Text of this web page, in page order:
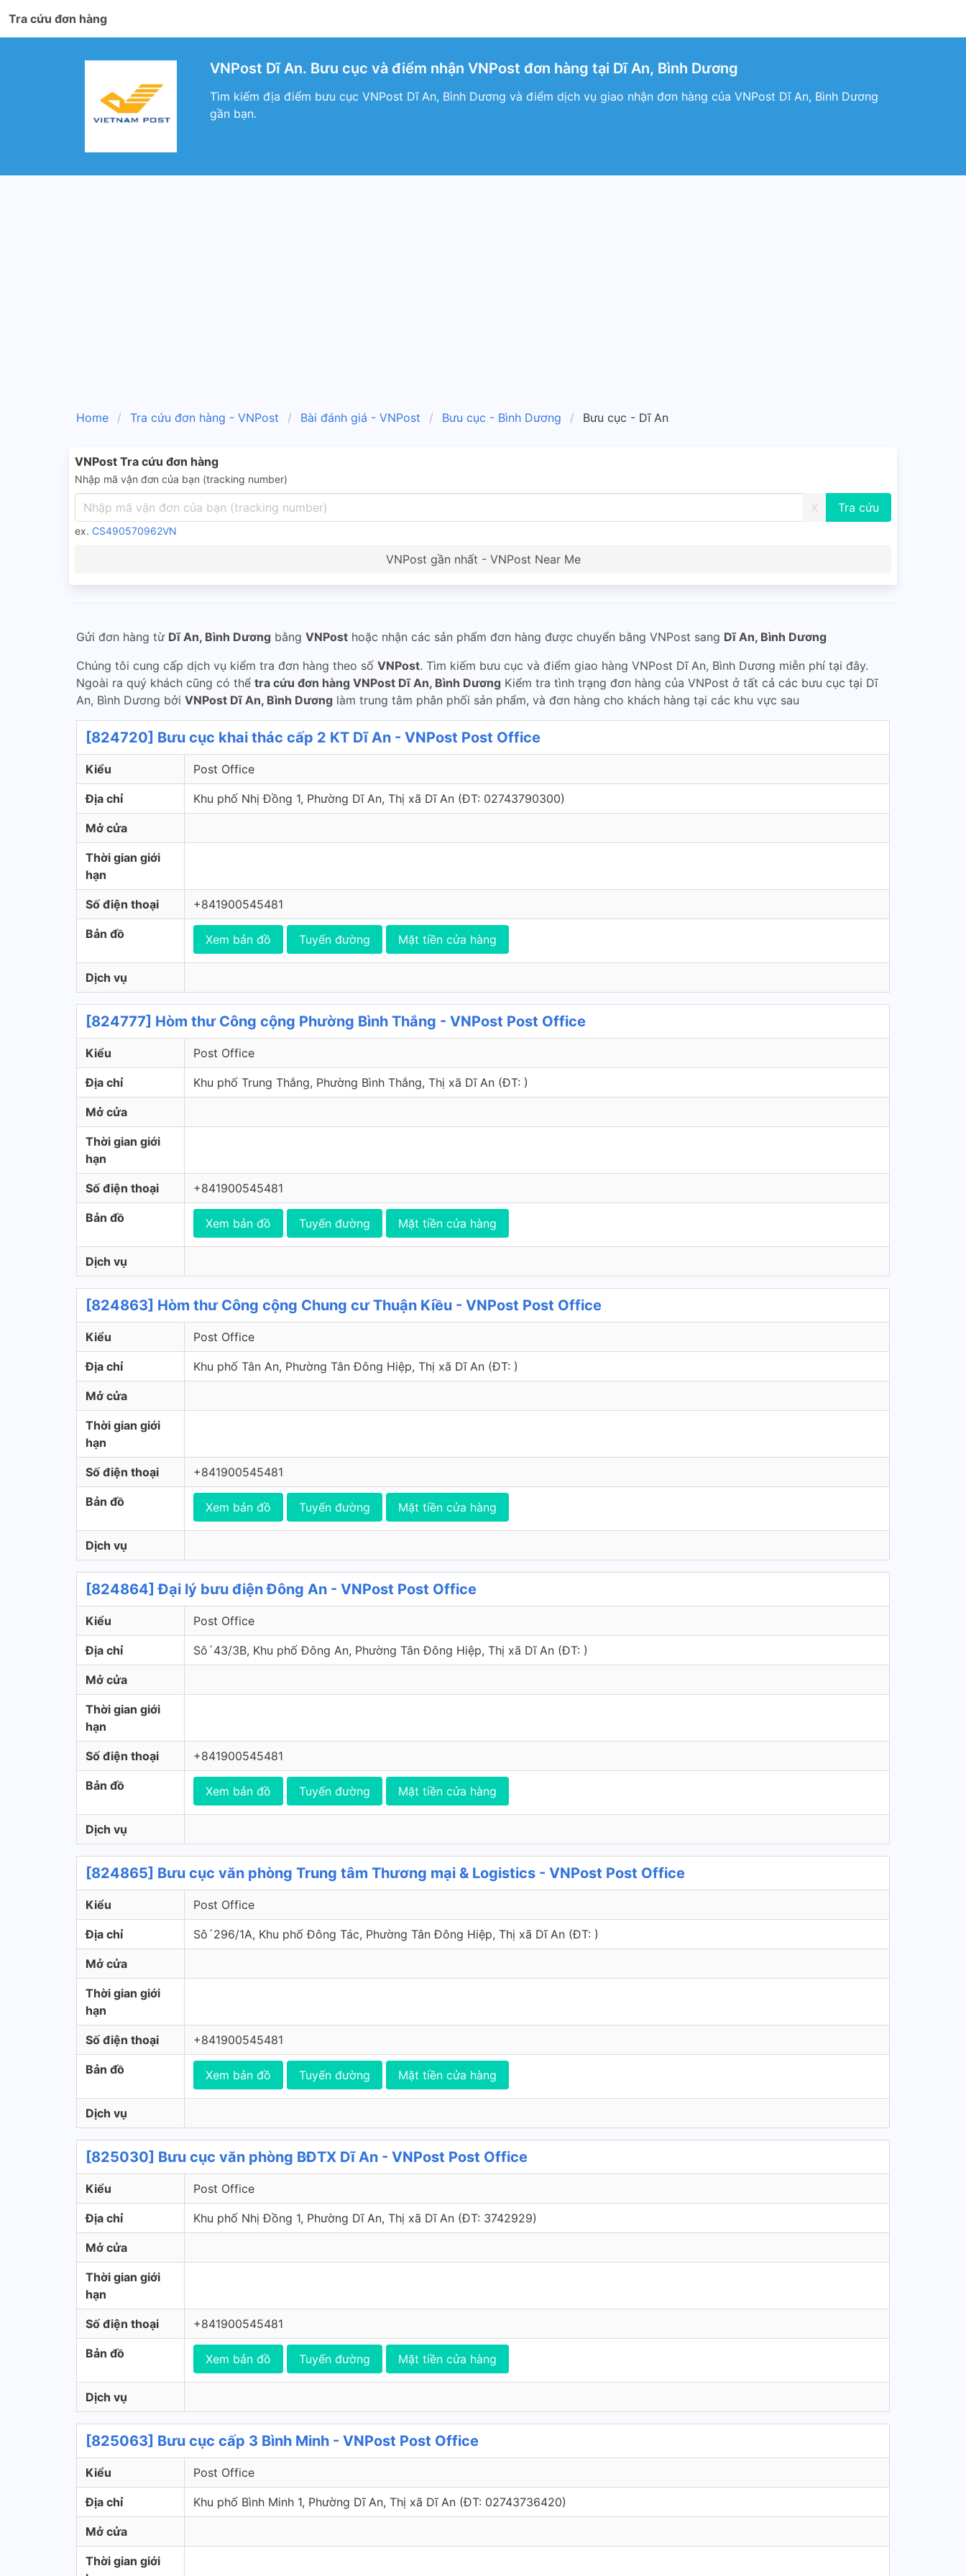
Tra cứu đơn hàng
VNPost Dĩ An. Bưu cục và điểm nhận VNPost đơn hàng tại Dĩ An, Bình Dương
Tìm kiếm địa điểm bưu cục VNPost Dĩ An, Bình Dương và điểm dịch vụ giao nhận đơn hàng của VNPost Dĩ An, Bình Dương
gần bạn.
Home Tra cứu đơn hàng - VNPost Bài đánh giá - VNPost Bưu cục - Bình Dương Bưu cục - Dĩ An
VNPost Tra cứu đơn hàng
Nhập mã vận đơn của bạn (tracking number)
X
ex. CS490570962VN
VNPost gần nhất - VNPost Near Me
Gửi đơn hàng từ Dĩ An, Bình Dương bằng VNPost hoặc nhận các sản phẩm đơn hàng được chuyển bằng VNPost sang Dĩ An, Bình Dương
Chúng tôi cung cấp dịch vụ kiểm tra đơn hàng theo số VNPost. Tìm kiếm bưu cục và điểm giao hàng VNPost Dĩ An, Bình Dương miễn phí tại đây.
Ngoài ra quý khách cũng có thể tra cứu đơn hàng VNPost Dĩ An, Bình Dương Kiểm tra tình trạng đơn hàng của VNPost ở tất cả các bưu cục tại Dĩ
An, Bình Dương bởi VNPost Dĩ An, Bình Dương làm trung tâm phân phối sản phẩm, và đơn hàng cho khách hàng tại các khu vực sau
[824720] Bưu cục khai thác cấp 2 KT Dĩ An - VNPost Post Office
Kiểu Post Office
Địa chỉ Khu phố Nhị Đồng 1, Phường Dĩ An, Thị xã Dĩ An (ÐT: 02743790300)
Mở cửa
Thời gian giới
hạn
Số điện thoại +841900545481
Bản đồ Xem bản đồ Tuyến đường Mặt tiền cửa hàng
Dịch vụ
[824777] Hòm thư Công cộng Phường Bình Thắng - VNPost Post Office
Kiểu Post Office
Địa chỉ Khu phố Trung Thắng, Phường Bình Thắng, Thị xã Dĩ An (ÐT: )
Mở cửa
Thời gian giới
hạn
Số điện thoại +841900545481
Bản đồ Xem bản đồ Tuyến đường Mặt tiền cửa hàng
Dịch vụ
[824863] Hòm thư Công cộng Chung cư Thuận Kiều - VNPost Post Office
Kiểu Post Office
Địa chỉ Khu phố Tân An, Phường Tân Đông Hiệp, Thị xã Dĩ An (ÐT: )
Mở cửa
Thời gian giới
hạn
Số điện thoại +841900545481
Bản đồ Xem bản đồ Tuyến đường Mặt tiền cửa hàng
Dịch vụ
[824864] Đại lý bưu điện Đông An - VNPost Post Office
Kiểu Post Office
Địa chỉ Sô´43/3B, Khu phố Đông An, Phường Tân Đông Hiệp, Thị xã Dĩ An (ÐT: )
Mở cửa
Thời gian giới
hạn
Số điện thoại +841900545481
Bản đồ Xem bản đồ Tuyến đường Mặt tiền cửa hàng
Dịch vụ
[824865] Bưu cục văn phòng Trung tâm Thương mại & Logistics - VNPost Post Office
Kiểu Post Office
Địa chỉ Sô´296/1A, Khu phố Đông Tác, Phường Tân Đông Hiệp, Thị xã Dĩ An (ÐT: )
Mở cửa
Thời gian giới
hạn
Số điện thoại +841900545481
Bản đồ Xem bản đồ Tuyến đường Mặt tiền cửa hàng
Dịch vụ
[825030] Bưu cục văn phòng BĐTX Dĩ An - VNPost Post Office
Kiểu Post Office
Địa chỉ Khu phố Nhị Đồng 1, Phường Dĩ An, Thị xã Dĩ An (ÐT: 3742929)
Mở cửa
Thời gian giới
hạn
Số điện thoại +841900545481
Bản đồ Xem bản đồ Tuyến đường Mặt tiền cửa hàng
Dịch vụ
[825063] Bưu cục cấp 3 Bình Minh - VNPost Post Office
Kiểu Post Office
Địa chỉ Khu phố Bình Minh 1, Phường Dĩ An, Thị xã Dĩ An (ÐT: 02743736420)
Mở cửa
Thời gian giới